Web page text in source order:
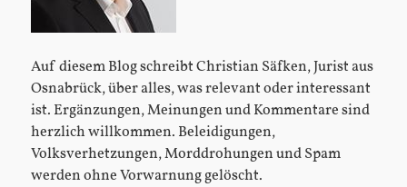
Auf diesem Blog schreibt Christian Säfken, Jurist aus
Osnabrück, über alles, was relevant oder interessant
ist. Ergänzungen, Meinungen und Kommentare sind
herzlich willkommen. Beleidigungen,
Volksverhetzungen, Morddrohungen und Spam
werden ohne Vorwarnung gelöscht.